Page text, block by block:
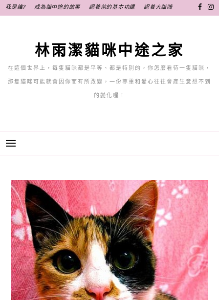
至
我是誰? 成為貓中途的故事 認養前的基本功課 認養大貓咪
林雨潔貓咪中途之家
在這個世界上，每隻貓咪都是平等、都是特別的，你怎麼看待一隻貓咪，
那隻貓咪可能就會因你而有所改變，一份尊重和愛心往往會產生意想不到
的變化喔！